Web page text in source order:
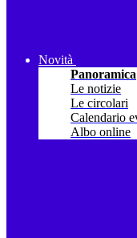
Novità
Panoramica
Le notizie
Le circolari
Calendario
Albo online